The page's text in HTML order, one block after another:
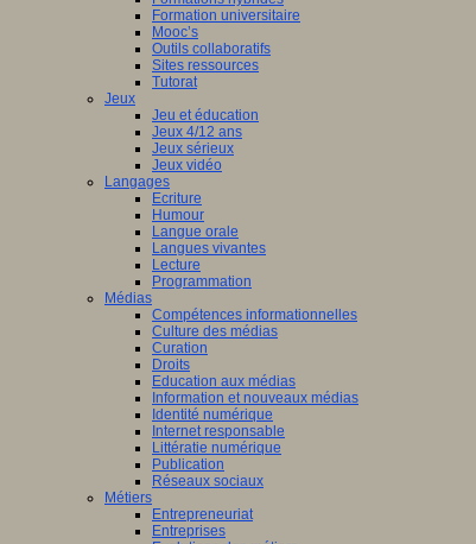
Formation universitaire
Mooc’s
Outils collaboratifs
Sites ressources
Tutorat
Jeux
Jeu et éducation
Jeux 4/12 ans
Jeux sérieux
Jeux vidéo
Langages
Ecriture
Humour
Langue orale
Langues vivantes
Lecture
Programmation
Médias
Compétences informationnelles
Culture des médias
Curation
Droits
Education aux médias
Information et nouveaux médias
Identité numérique
Internet responsable
Littératie numérique
Publication
Réseaux sociaux
Métiers
Entrepreneuriat
Entreprises